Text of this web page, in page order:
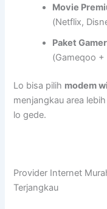
Movie
(Netflix,
Paket
(Gameqoo +
Lo bisa pilih modem
menjangkau area
lo gede.
Provider Internet
Terjangkau